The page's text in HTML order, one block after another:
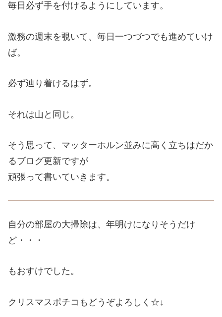
毎日必ず手を付けるようにしています。
激務の週末を覗いて、毎日一つづつでも進めていけ
ば。
必ず辿り着けるはず。
それは山と同じ。
そう思って、マッターホルン並みに高く立ちはだか
るブログ更新ですが
頑張って書いていきます。
自分の部屋の大掃除は、年明けになりそうだけ
ど・・・
もおすけでした。
クリスマスポチコもどうぞよろしく☆↓